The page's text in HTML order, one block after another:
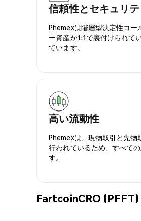
信頼性とセキュリテ
Phemexは階層型決定性コ
ー資産が1:1で裏付けられて
ています。
高い流動性
Phemexは、現物取引と先
行われているため、すべて
す。
FartcoinCRO